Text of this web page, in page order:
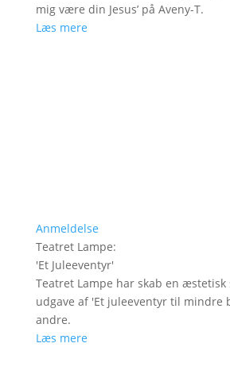
mig være din Jesus’ på Aveny-T.
Læs mere
Anmeldelse
Teatret Lampe:
'Et Juleeventyr'
Teatret Lampe har skab en
udgave af 'Et juleeventyr til mindre
andre.
Læs mere